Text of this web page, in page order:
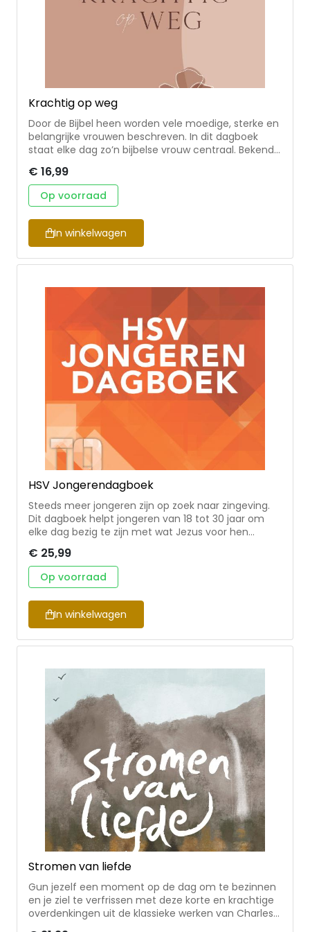
Krachtig op weg
Door de Bijbel heen worden vele moedige, sterke en
belangrijke vrouwen beschreven. In dit dagboek
staat elke dag zo’n bijbelse vrouw centraal. Bekende
besproken vrouwen als Ketura, Athalia en Syntyche
worden in het dagboek geportretteerd. Iedere
dagtekst begint met een kernvers, gevolgd door
Daarna volgen de biografie van de vrouw die
centraal staat, een verdiepingsvraag en dank- of
gebedspunten.
€ 16,99
Op voorraad
In winkelwagen
HSV Jongerendagboek
Steeds meer jongeren zijn op zoek naar zingeving.
Dit dagboek helpt jongeren van 18 tot 30 jaar om
elke dag bezig te zijn met wat Jezus voor hen
andere over ‘Groeien in geloof’, ‘Heilige Geest’,
‘Samen gemeente zijn’, ‘Relatievorming’ en ‘Geloven
met gevoel/verstand’ • door jongeren zelf gekozen
thema’s • 365 dagen lang elke dag een leesvraag
en een prikkelende denkvraag Met medewerking
van: Thea Metske, Niek Bakker, Berdine de Pater, ds.
A. Langeweg, ds. Niels de Jong, Carin Slotboom, ds.
J.M. (Jan) Molenaar, ds. Arnolt van Campen,
Kees Droger, Willeke Herwig (red.)
€ 25,99
Op voorraad
In winkelwagen
Stromen van liefde
Gun jezelf een moment op de dag om te bezinnen
en je ziel te verfrissen met deze korte en krachtige
overdenkingen uit de klassieke werken van Charles